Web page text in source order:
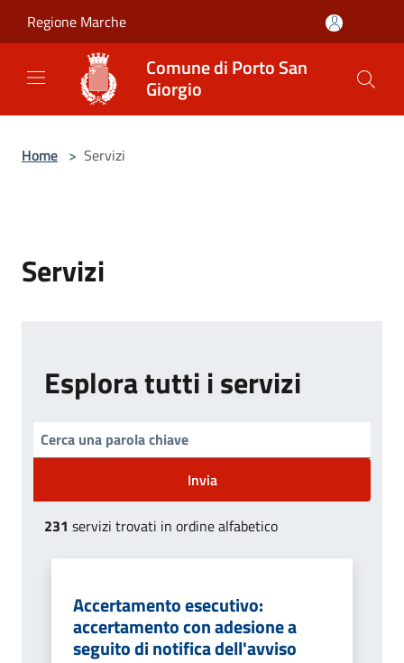
Regione Marche
Comune di Porto San
Giorgio
Home > Servizi
Servizi
Esplora tutti i servizi
Invia
231 servizi trovati in ordine alfabetico
Accertamento esecutivo:
accertamento con adesione a
seguito di notifica dell'avviso